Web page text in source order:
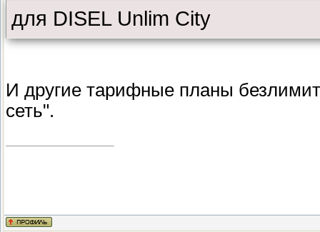
для DISEL Unlim City
И другие тарифные планы
сеть".